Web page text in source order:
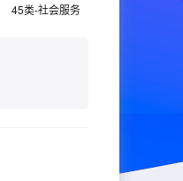
45类-社会服务